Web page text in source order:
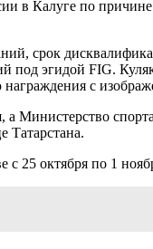
в Калуге по причине
срок
под эгидой FIG.
с
а Министерство
Татарстана.
25 октября по 1